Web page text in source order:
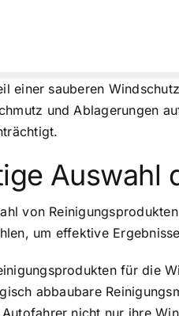
einer sauberen
und Ablagerungen
Auswahl
von
um effektive
für die
abbaubare
nicht nur ihre